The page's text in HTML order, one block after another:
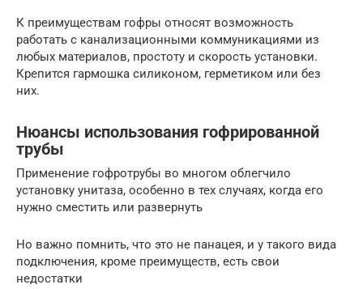
К преимуществам гофры относят возможность
работать с канализационными коммуникациями из
любых материалов, простоту и скорость установки.
Крепится гармошка силиконом, герметиком или без
них.
Нюансы использования гофрированной
трубы
Применение гофротрубы во многом облегчило
установку унитаза, особенно в тех случаях, когда его
нужно сместить или развернуть
Но важно помнить, что это не панацея, и у такого вида
подключения, кроме преимуществ, есть свои
недостатки